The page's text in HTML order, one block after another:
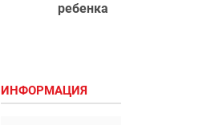
ребенка
ИНФОРМАЦИЯ